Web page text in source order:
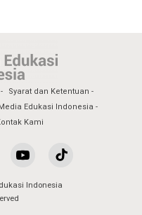
Syarat dan Ketentuan
Edukasi Indonesia
Kami
Indonesia